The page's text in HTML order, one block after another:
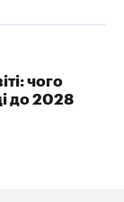
чого
до 2028